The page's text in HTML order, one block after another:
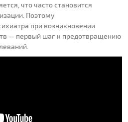
что часто становится
Поэтому
при возникновении
— первый шаг к предотвращению